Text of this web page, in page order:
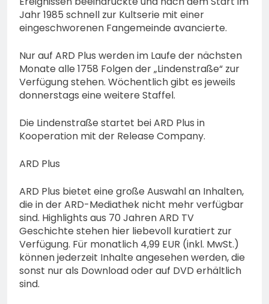
Jahr 1985 schnell zur Kultserie mit einer
eingeschworenen Fangemeinde avancierte.
Nur auf ARD Plus werden im Laufe der nächsten
Monate alle 1758 Folgen der „Lindenstraße“ zur
Verfügung stehen. Wöchentlich gibt es jeweils
donnerstags eine weitere Staffel.
Die Lindenstraße startet bei ARD Plus in
Kooperation mit der Release Company.
ARD Plus
ARD Plus bietet eine große Auswahl an Inhalten,
die in der ARD-Mediathek nicht mehr verfügbar
sind. Highlights aus 70 Jahren ARD TV
Geschichte stehen hier liebevoll kuratiert zur
Verfügung. Für monatlich 4,99 EUR (inkl. MwSt.)
können jederzeit Inhalte angesehen werden, die
sonst nur als Download oder auf DVD erhältlich
sind.